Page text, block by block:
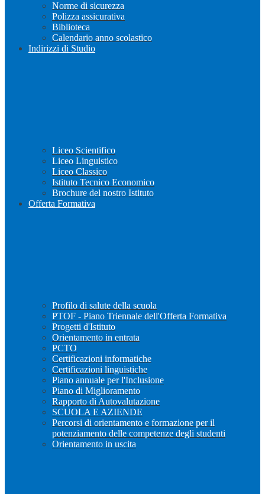
Norme di sicurezza
Polizza assicurativa
Biblioteca
Calendario anno scolastico
Indirizzi di Studio
Liceo Scientifico
Liceo Linguistico
Liceo Classico
Istituto Tecnico Economico
Brochure del nostro Istituto
Offerta Formativa
Profilo di salute della scuola
PTOF - Piano Triennale dell'Offerta Formativa
Progetti d'Istituto
Orientamento in entrata
PCTO
Certificazioni informatiche
Certificazioni linguistiche
Piano annuale per l'Inclusione
Piano di Miglioramento
Rapporto di Autovalutazione
SCUOLA E AZIENDE
Percorsi di orientamento e formazione per il
potenziamento delle competenze degli studenti
Orientamento in uscita